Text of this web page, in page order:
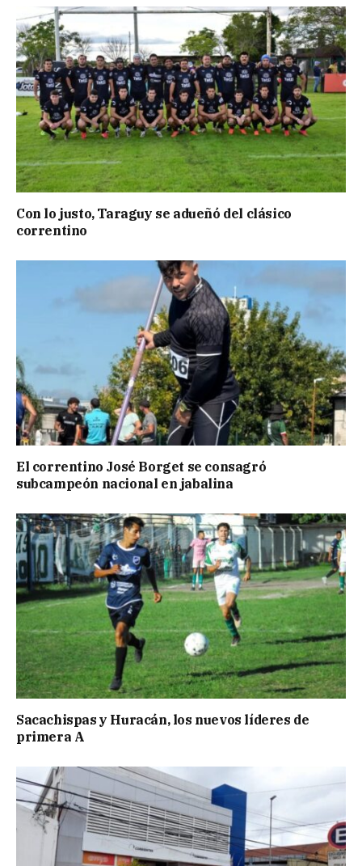
Con lo justo, Taraguy se adueñó del clásico
correntino
El correntino José Borget se consagró
subcampeón nacional en jabalina
Sacachispas y Huracán, los nuevos líderes de
primera A